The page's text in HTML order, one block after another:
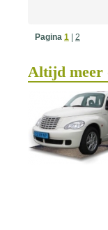
Pagina 1 2
Altijd meer